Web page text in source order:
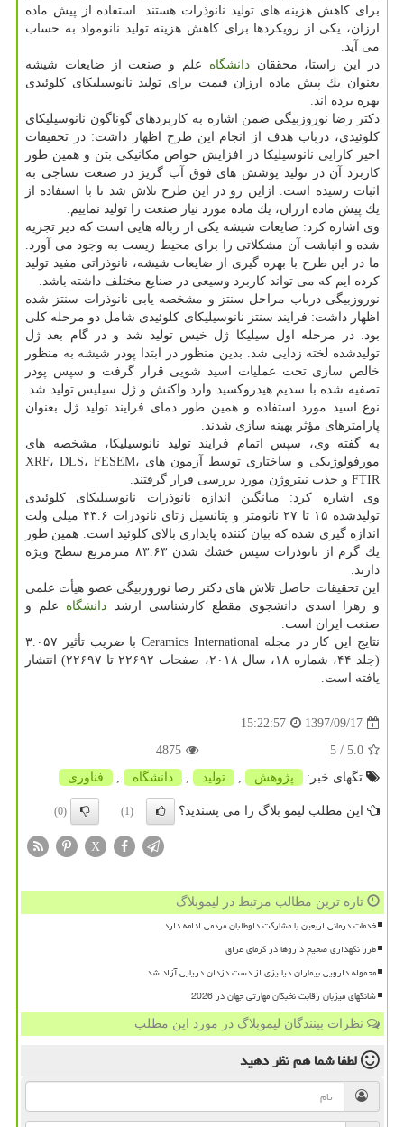
برای كاهش هزینه های تولید نانوذرات هستند. استفاده از پیش ماده
ارزان، یكی از رویكردها برای كاهش هزینه تولید نانومواد به حساب
می آید.
در این راستا، محققاندانشگاه علم و صنعت از ضایعات شیشه
بعنوان یك پیش ماده ارزان قیمت برای تولید نانوسیلیكای كلوئیدی
بهره برده اند.
دكتر رضا نوروزبیگی ضمن اشاره به كاربردهای گوناگون نانوسیلیكای
كلوئیدی، درباب هدف از انجام این طرح اظهار داشت: در تحقیقات
اخیر كارایی نانوسیلیكا در افزایش خواص مكانیكی بتن و همین طور
كاربرد آن در تولید پوشش های فوق آب گریز در صنعت نساجی به
اثبات رسیده است. ازاین رو در این طرح تلاش شد تا با استفاده از
یك پیش ماده ارزان، یك ماده مورد نیاز صنعت را تولید نماییم.
وی اشاره كرد: ضایعات شیشه یكی از زباله هایی است كه دیر تجزیه
شده و انباشت آن مشكلاتی را برای محیط زیست به وجود می آورد.
ما در این طرح با بهره گیری از ضایعات شیشه، نانوذراتی مفید تولید
كرده ایم كه می تواند كاربرد وسیعی در صنایع مختلف داشته باشد.
نوروزبیگی درباب مراحل سنتز و مشخصه یابی نانوذرات سنتز شده
اظهار داشت: فرایند سنتز نانوسیلیكای كلوئیدی شامل دو مرحله كلی
بود. در مرحله اول سیلیكا ژل خیس تولید شد و در گام بعد ژل
تولیدشده لخته زدایی شد. بدین منظور در ابتدا پودر شیشه به منظور
خالص سازی تحت عملیات اسید شویی قرار گرفت و سپس پودر
تصفیه شده با سدیم هیدروكسید وارد واكنش و ژل سیلیس تولید شد.
نوع اسید مورد استفاده و همین طور دمای فرایند تولید ژل بعنوان
پارامترهای مؤثر بهینه سازی شدند.
به گفته وی، سپس اتمام فرایند تولید نانوسیلیكا، مشخصه های
مورفولوژیكی و ساختاری توسط آزمون های XRF، DLS، FESEM،
FTIR و جذب نیتروژن مورد بررسی قرار گرفتند.
وی اشاره كرد: میانگین اندازه نانوذرات نانوسیلیكای كلوئیدی
تولیدشده ۱۵ تا ۲۷ نانومتر و پتانسیل زتای نانوذرات ۴۳.۶ میلی ولت
اندازه گیری شده كه بیان كننده پایداری بالای كلوئید است. همین طور
یك گرم از نانوذرات سپس خشك شدن ۸۳.۶۳ مترمربع سطح ویژه
دارند.
این تحقیقات حاصل تلاش های دكتر رضا نوروزبیگی عضو هیأت علمی
و زهرا اسدی دانشجوی مقطع كارشناسی ارشد دانشگاه علم و
صنعت ایران است.
نتایج این كار در مجله Ceramics International با ضریب تأثیر ۳.۰۵۷
(جلد ۴۴، شماره ۱۸، سال ۲۰۱۸، صفحات ۲۲۶۹۲ تا ۲۲۶۹۷) انتشار
یافته است.
1397/09/17
15:22:57
5.0
/ 5
4875
تگهای خبر:
پژوهش , تولید , دانشگاه , فناوری
این مطلب لیمو بلاگ را می پسندید؟ (1)
(0)
X
تازه ترین مطالب مرتبط در لیموبلاگ
خدمات درمانی اربعین با مشارکت داوطلبان مردمی ادامه دارد
طرز نگهداری صحیح داروها در گرمای عراق
محموله دارویی بیماران دیالیزی از دست دزدان دریایی آزاد شد
شانگهای میزبان رقابت نخبگان مهارتی جهان در 2026
نظرات بینندگان لیموبلاگ در مورد این مطلب
لطفا شما همنظر دهید